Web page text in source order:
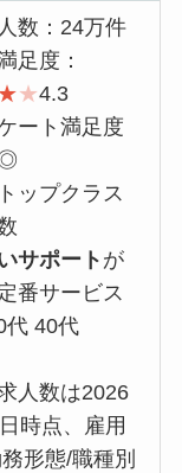
数：24万件
足度：
★4.3
ート満足度
ップクラス
サポート が
番サービス
代 40代
人数は2026
時点、雇用
形態/職種別